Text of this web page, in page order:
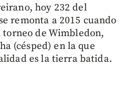
hoy 232 del
remonta a 2015 cuando
de Wimbledon,
(césped) en la que
es la tierra batida.